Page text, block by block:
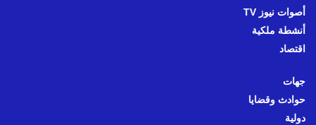
أصوات نيوز TV
أنشطة ملكية
اقتصاد
جهات
حوادث وقضايا
دولية